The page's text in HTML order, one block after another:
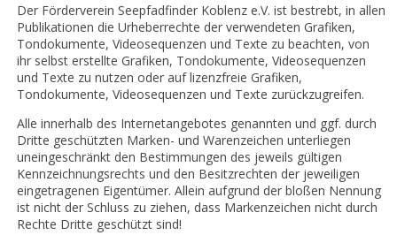
Der Förderverein Seepfadfinder Koblenz e.V. ist bestrebt, in allen
Publikationen die Urheberrechte der verwendeten Grafiken,
Tondokumente, Videosequenzen und Texte zu beachten, von
ihr selbst erstellte Grafiken, Tondokumente, Videosequenzen
und Texte zu nutzen oder auf lizenzfreie Grafiken,
Tondokumente, Videosequenzen und Texte zurückzugreifen.
Alle innerhalb des Internetangebotes genannten und ggf. durch
Dritte geschützten Marken- und Warenzeichen unterliegen
uneingeschränkt den Bestimmungen des jeweils gültigen
Kennzeichnungsrechts und den Besitzrechten der jeweiligen
eingetragenen Eigentümer. Allein aufgrund der bloßen Nennung
ist nicht der Schluss zu ziehen, dass Markenzeichen nicht durch
Rechte Dritte geschützt sind!